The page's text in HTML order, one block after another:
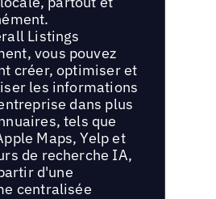
Listings
vous pouvez
créer, optimiser et
les informations
dans plus
tels que
Maps, Yelp et
de recherche IA,
d'une
centralisée